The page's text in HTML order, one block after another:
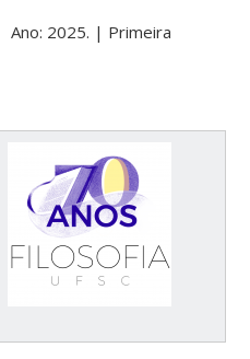
2025. | Primeira